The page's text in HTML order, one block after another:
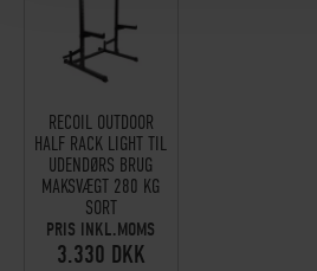
RECOIL OUTDOOR
HALF RACK LIGHT TIL
UDENDØRS BRUG
MAKSVÆGT 280 KG
SORT
PRIS INKL.MOMS
3.330 DKK